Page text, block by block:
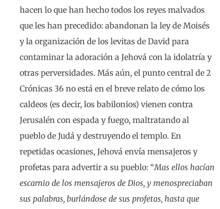
hacen lo que han hecho todos los reyes malvados
que les han precedido: abandonan la ley de Moisés
y la organización de los levitas de David para
contaminar la adoración a Jehová con la idolatría y
otras perversidades. Más aún, el punto central de 2
Crónicas 36 no está en el breve relato de cómo los
caldeos (es decir, los babilonios) vienen contra
Jerusalén con espada y fuego, maltratando al
pueblo de Judá y destruyendo el templo. En
repetidas ocasiones, Jehová envía mensajeros y
profetas para advertir a su pueblo: “Mas ellos hacían
escarnio de los mensajeros de Dios, y menospreciaban
sus palabras, burlándose de sus profetas, hasta que